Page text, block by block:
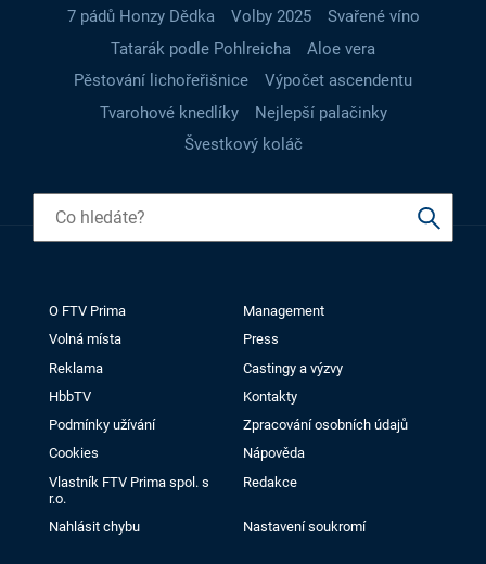
7 pádů Honzy Dědka
Volby 2025
Svařené víno
Tatarák podle Pohlreicha
Aloe vera
Pěstování lichořeřišnice
Výpočet ascendentu
Tvarohové knedlíky
Nejlepší palačinky
Švestkový koláč
O FTV Prima
Management
Volná místa
Press
Reklama
Castingy a výzvy
HbbTV
Kontakty
Podmínky užívání
Zpracování osobních údajů
Cookies
Nápověda
Vlastník FTV Prima spol. s
r.o.
Redakce
Nahlásit chybu Nastavení soukromí